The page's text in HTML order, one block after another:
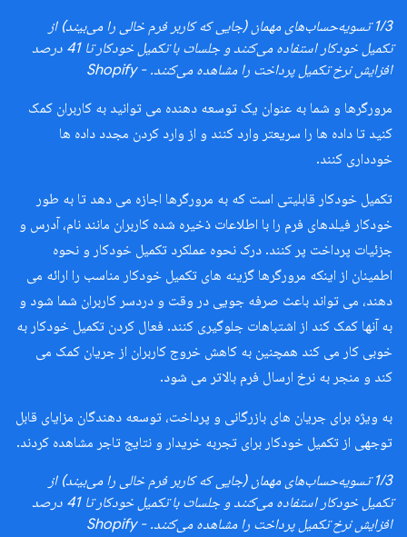
1/3 تسویه‌حساب‌های مهمان (جایی که کاربر فرم خالی را می‌بیند) از
تکمیل خودکار استفاده می‌کنند و جلسات با تکمیل خودکار تا 41 درصد
افزایش نرخ تکمیل پرداخت را مشاهده می‌کنند. - Shopify
مرورگرها و شما به عنوان یک توسعه دهنده می توانید به کاربران کمک
کنید تا داده ها را سریعتر وارد کنند و از وارد کردن مجدد داده ها
خودداری کنند.
تکمیل خودکار قابلیتی است که به مرورگرها اجازه می دهد تا به طور
خودکار فیلدهای فرم را با اطلاعات ذخیره شده کاربران مانند نام، آدرس و
جزئیات پرداخت پر کنند. درک نحوه عملکرد تکمیل خودکار و نحوه
اطمینان از اینکه مرورگرها گزینه های تکمیل خودکار مناسب را ارائه می
دهند، می تواند باعث صرفه جویی در وقت و دردسر کاربران شما شود و
به آنها کمک کند از اشتباهات جلوگیری کنند. فعال کردن تکمیل خودکار به
خوبی کار می کند همچنین به کاهش خروج کاربران از جریان کمک می
کند و منجر به نرخ ارسال فرم بالاتر می شود.
به ویژه برای جریان های بازرگانی و پرداخت، توسعه دهندگان مزایای قابل
توجهی از تکمیل خودکار برای تجربه خریدار و نتایج تاجر مشاهده کردند.
1/3 تسویه‌حساب‌های مهمان (جایی که کاربر فرم خالی را می‌بیند) از
تکمیل خودکار استفاده می‌کنند و جلسات با تکمیل خودکار تا 41 درصد
افزایش نرخ تکمیل پرداخت را مشاهده می‌کنند. - Shopify